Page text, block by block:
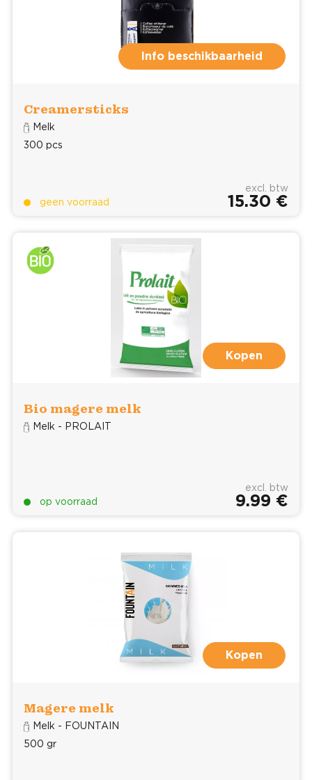
Info beschikbaarheid
Creamersticks
Melk
300 pcs
geen voorraad
excl. btw
15.30 €
Kopen
Bio magere melk
Melk - PROLAIT
op voorraad
excl. btw
9.99 €
Kopen
Magere melk
Melk - FOUNTAIN
500 gr